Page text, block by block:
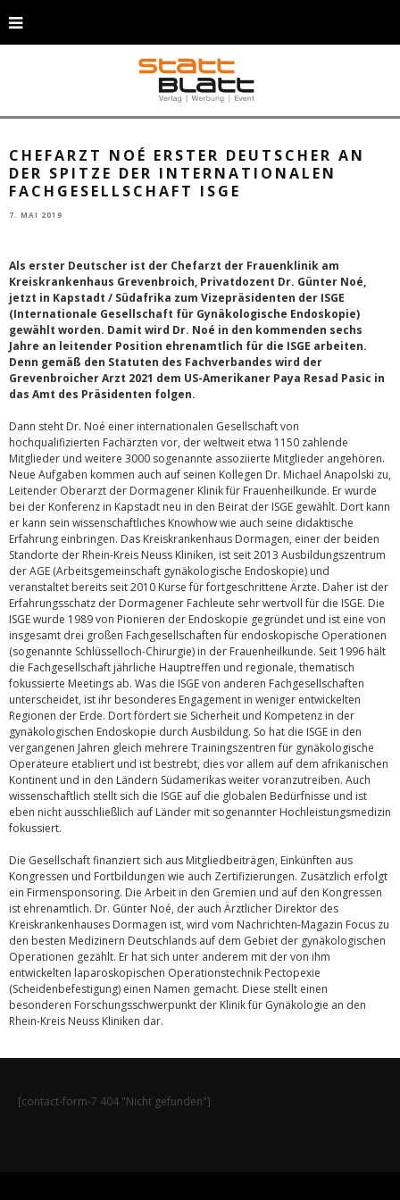
PD Dr. Günter Noé (links) und Dr. Michael Anapolski. (Foto: Rhein-Kreis
CHEFARZT NOÉ ERSTER DEUTSCHER AN
DER SPITZE DER INTERNATIONALEN
FACHGESELLSCHAFT ISGE
7. MAI 2019
Als erster Deutscher ist der Chefarzt der Frauenklinik am
Kreiskrankenhaus Grevenbroich, Privatdozent Dr. Günter Noé,
jetzt in Kapstadt / Südafrika zum Vizepräsidenten der ISGE
(Internationale Gesellschaft für Gynäkologische Endoskopie)
gewählt worden. Damit wird Dr. Noé in den kommenden sechs
Jahre an leitender Position ehrenamtlich für die ISGE arbeiten.
Denn gemäß den Statuten des Fachverbandes wird der
Grevenbroicher Arzt 2021 dem US-Amerikaner Paya Resad Pasic in
das Amt des Präsidenten folgen.
Dann steht Dr. Noé einer internationalen Gesellschaft von
hochqualifizierten Fachärzten vor, der weltweit etwa 1150 zahlende
Mitglieder und weitere 3000 sogenannte assoziierte Mitglieder angehören.
Neue Aufgaben kommen auch auf seinen Kollegen Dr. Michael Anapolski zu,
Leitender Oberarzt der Dormagener Klinik für Frauenheilkunde. Er wurde
bei der Konferenz in Kapstadt neu in den Beirat der ISGE gewählt. Dort kann
er kann sein wissenschaftliches Knowhow wie auch seine didaktische
Erfahrung einbringen. Das Kreiskrankenhaus Dormagen, einer der beiden
Standorte der Rhein-Kreis Neuss Kliniken, ist seit 2013 Ausbildungszentrum
der AGE (Arbeitsgemeinschaft gynäkologische Endoskopie) und
veranstaltet bereits seit 2010 Kurse für fortgeschrittene Ärzte. Daher ist der
Erfahrungsschatz der Dormagener Fachleute sehr wertvoll für die ISGE. Die
ISGE wurde 1989 von Pionieren der Endoskopie gegründet und ist eine von
insgesamt drei großen Fachgesellschaften für endoskopische Operationen
(sogenannte Schlüsselloch-Chirurgie) in der Frauenheilkunde. Seit 1996 hält
die Fachgesellschaft jährliche Hauptreffen und regionale, thematisch
fokussierte Meetings ab. Was die ISGE von anderen Fachgesellschaften
unterscheidet, ist ihr besonderes Engagement in weniger entwickelten
Regionen der Erde. Dort fördert sie Sicherheit und Kompetenz in der
gynäkologischen Endoskopie durch Ausbildung. So hat die ISGE in den
vergangenen Jahren gleich mehrere Trainingszentren für gynäkologische
Operateure etabliert und ist bestrebt, dies vor allem auf dem afrikanischen
Kontinent und in den Ländern Südamerikas weiter voranzutreiben. Auch
wissenschaftlich stellt sich die ISGE auf die globalen Bedürfnisse und ist
eben nicht ausschließlich auf Länder mit sogenannter Hochleistungsmedizin
fokussiert.
Die Gesellschaft finanziert sich aus Mitgliedbeiträgen, Einkünften aus
Kongressen und Fortbildungen wie auch Zertifizierungen. Zusätzlich erfolgt
ein Firmensponsoring. Die Arbeit in den Gremien und auf den Kongressen
ist ehrenamtlich. Dr. Günter Noé, der auch Ärztlicher Direktor des
Kreiskrankenhauses Dormagen ist, wird vom Nachrichten-Magazin Focus zu
den besten Medizinern Deutschlands auf dem Gebiet der gynäkologischen
Operationen gezählt. Er hat sich unter anderem mit der von ihm
entwickelten laparoskopischen Operationstechnik Pectopexie
(Scheidenbefestigung) einen Namen gemacht. Diese stellt einen
besonderen Forschungsschwerpunkt der Klinik für Gynäkologie an den
Rhein-Kreis Neuss Kliniken dar.
[contact-form-7 404 "Nicht gefunden"]